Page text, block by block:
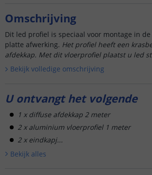
Omschrijving
Dit led profiel is speciaal voor montage in
platte afwerking. Het profiel heeft een
afdekkap. Met dit vloerprofiel plaatst u led
Bekijk volledige omschrijving
U ontvangt het volgende
1 x diffuse afdekkap 2 meter
2 x aluminium vloerprofiel 1 meter
2 x eindkapj...
Bekijk alles